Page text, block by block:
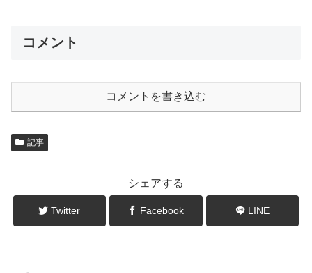
コメント
コメントを書き込む
記事
シェアする
Twitter Facebook LINE